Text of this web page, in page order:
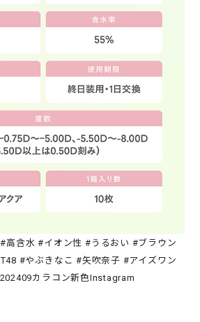
高含水 #イオン性 #うるおい #ブラウン
#やぶきなこ #矢吹奈子 #アイズワン
カラコン新色Instagram